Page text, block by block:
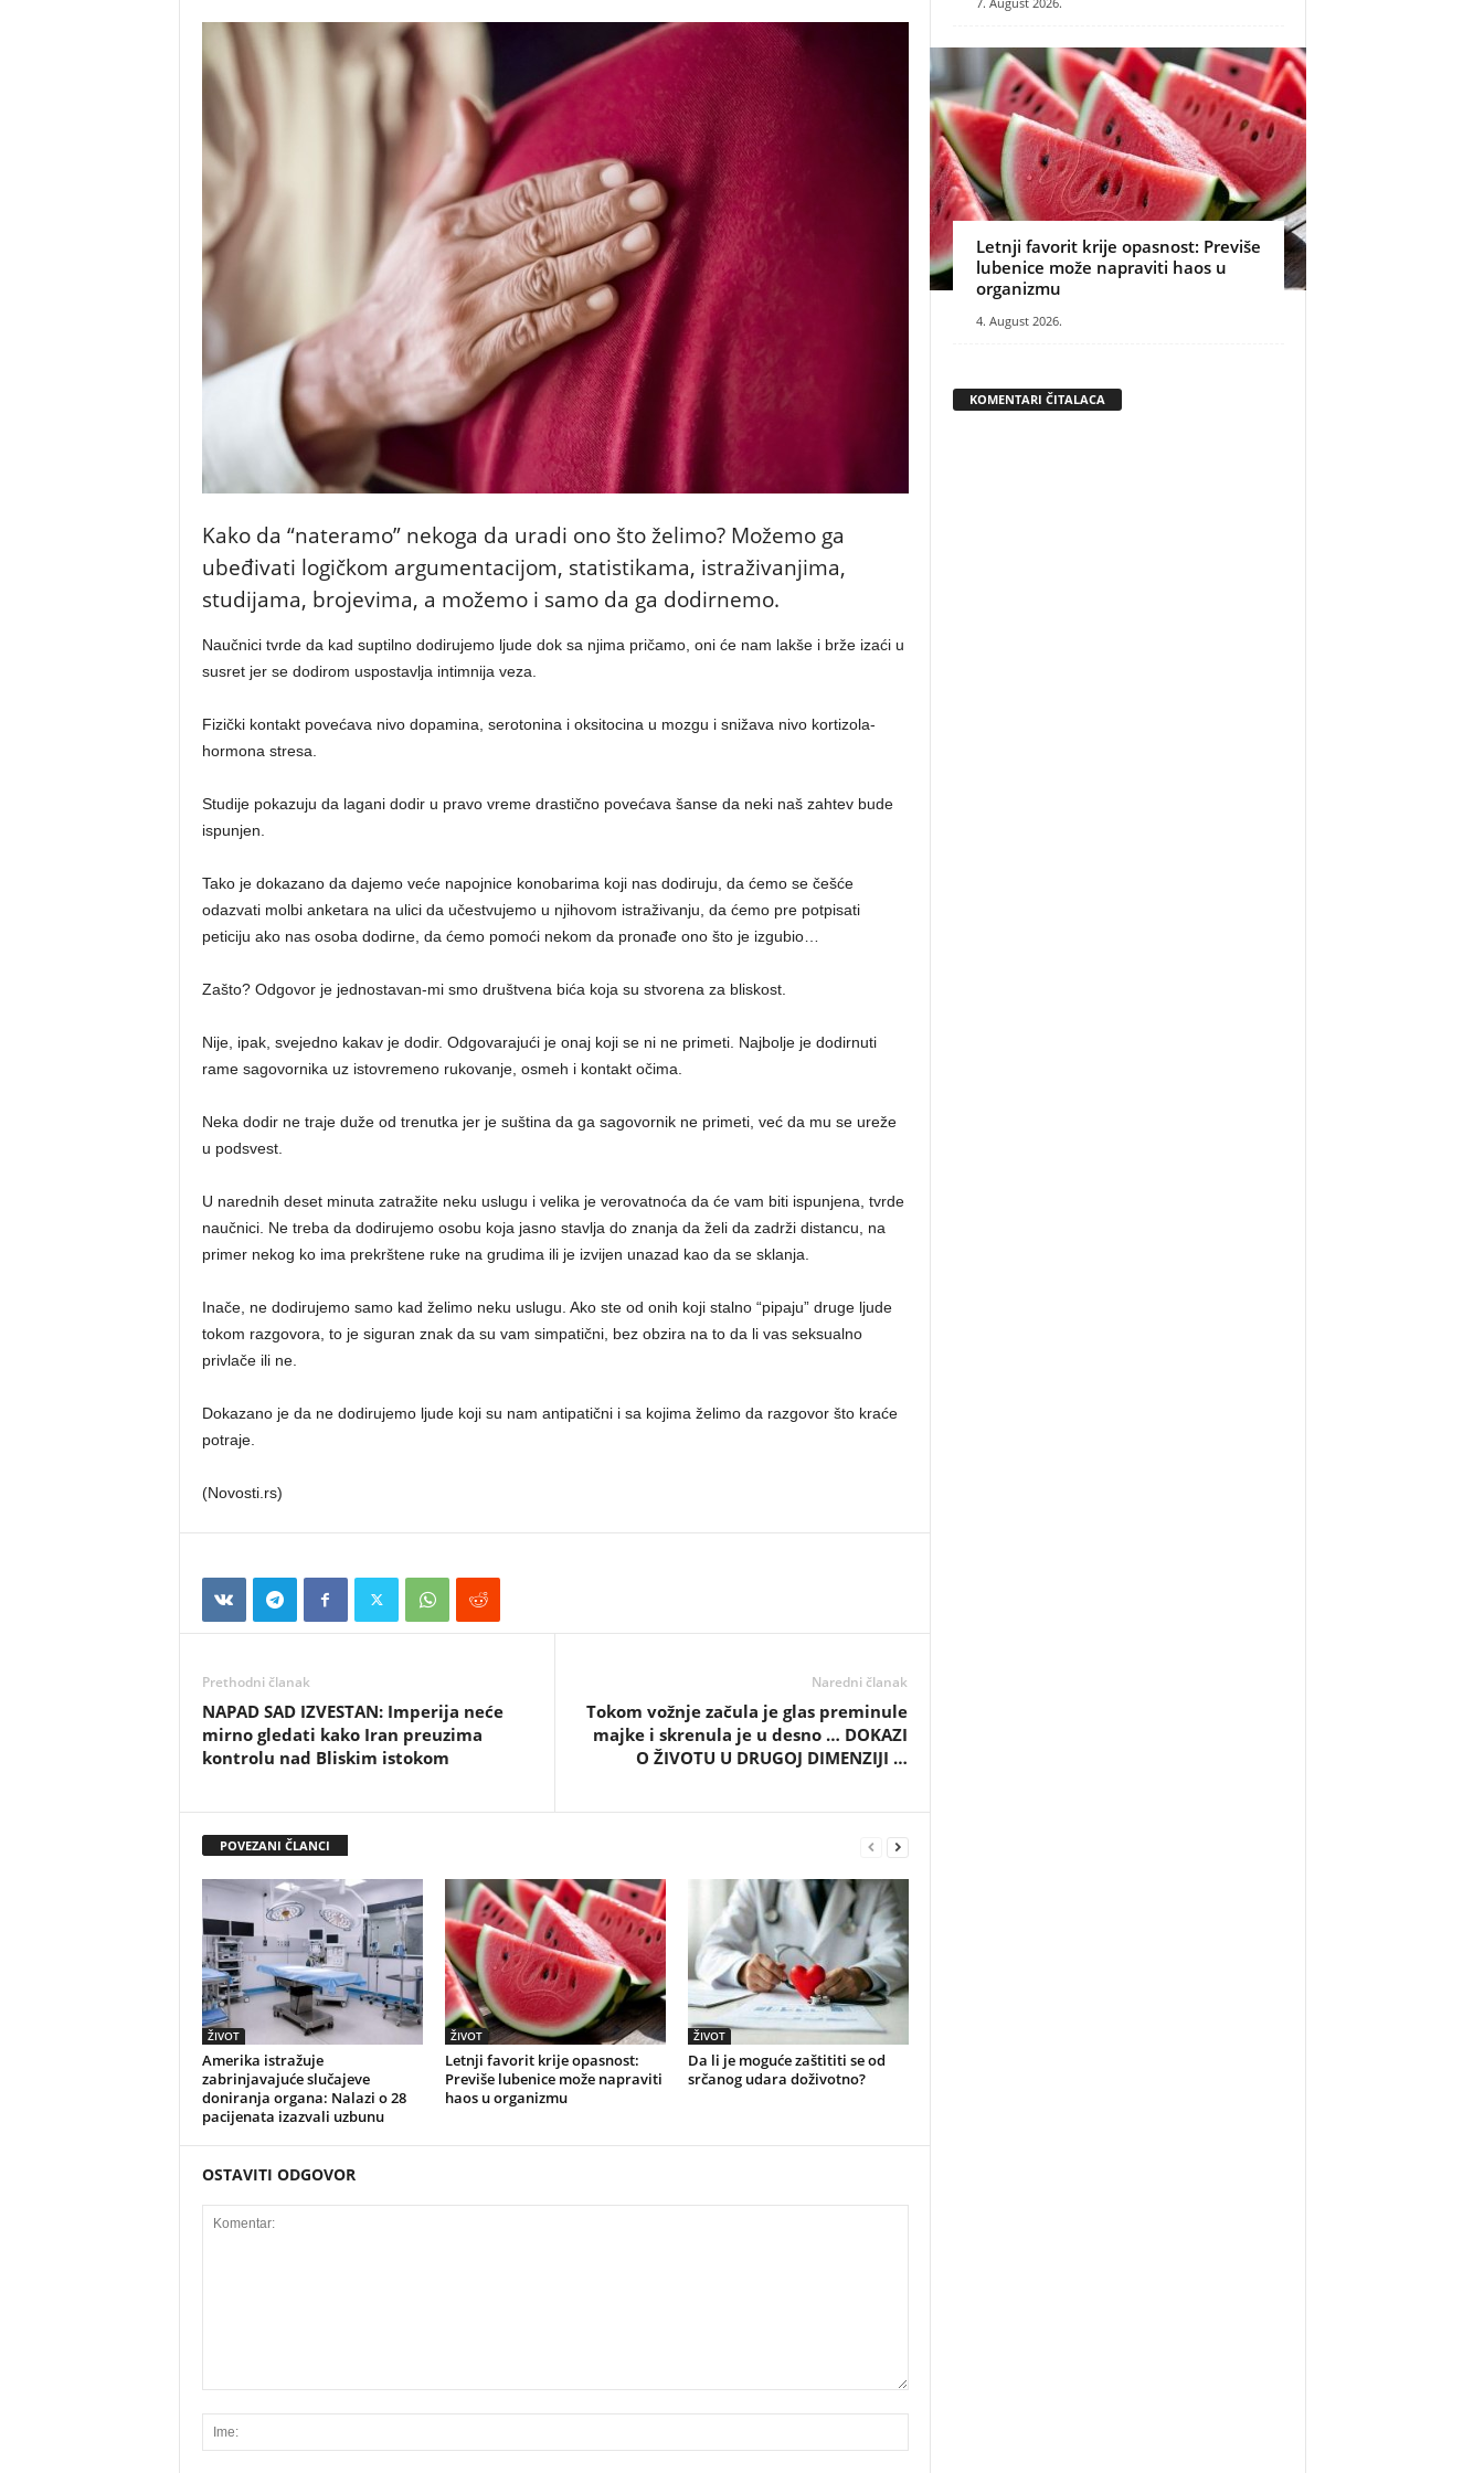
Kako da “nateramo” nekoga da uradi ono što želimo? Možemo ga
ubeđivati logičkom argumentacijom, statistikama, istraživanjima,
studijama, brojevima, a možemo i samo da ga dodirnemo.
Naučnici tvrde da kad suptilno dodirujemo ljude dok sa njima pričamo, oni će nam lakše i brže izaći u
susret jer se dodirom uspostavlja intimnija veza.
Fizički kontakt povećava nivo dopamina, serotonina i oksitocina u mozgu i snižava nivo kortizola-
hormona stresa.
Studije pokazuju da lagani dodir u pravo vreme drastično povećava šanse da neki naš zahtev bude
ispunjen.
Tako je dokazano da dajemo veće napojnice konobarima koji nas dodiruju, da ćemo se češće
odazvati molbi anketara na ulici da učestvujemo u njihovom istraživanju, da ćemo pre potpisati
peticiju ako nas osoba dodirne, da ćemo pomoći nekom da pronađe ono što je izgubio…
Zašto? Odgovor je jednostavan-mi smo društvena bića koja su stvorena za bliskost.
Nije, ipak, svejedno kakav je dodir. Odgovarajući je onaj koji se ni ne primeti. Najbolje je dodirnuti
rame sagovornika uz istovremeno rukovanje, osmeh i kontakt očima.
Neka dodir ne traje duže od trenutka jer je suština da ga sagovornik ne primeti, već da mu se ureže
u podsvest.
U narednih deset minuta zatražite neku uslugu i velika je verovatnoća da će vam biti ispunjena, tvrde
naučnici. Ne treba da dodirujemo osobu koja jasno stavlja do znanja da želi da zadrži distancu, na
primer nekog ko ima prekrštene ruke na grudima ili je izvijen unazad kao da se sklanja.
Inače, ne dodirujemo samo kad želimo neku uslugu. Ako ste od onih koji stalno “pipaju” druge ljude
tokom razgovora, to je siguran znak da su vam simpatični, bez obzira na to da li vas seksualno
privlače ili ne.
Dokazano je da ne dodirujemo ljude koji su nam antipatični i sa kojima želimo da razgovor što kraće
potraje.
(Novosti.rs)
Prethodni članak
NAPAD SAD IZVESTAN: Imperija neće
mirno gledati kako Iran preuzima
kontrolu nad Bliskim istokom
Naredni članak
Tokom vožnje začula je glas preminule
majke i skrenula je u desno … DOKAZI
O ŽIVOTU U DRUGOJ DIMENZIJI …
POVEZANI ČLANCI
ŽIVOT
Amerika istražuje
zabrinjavajuće slučajeve
doniranja organa: Nalazi o 28
pacijenata izazvali uzbunu
ŽIVOT
Letnji favorit krije opasnost:
Previše lubenice može napraviti
haos u organizmu
ŽIVOT
Da li je moguće zaštititi se od
srčanog udara doživotno?
OSTAVITI ODGOVOR
Letnji favorit krije opasnost: Previše
lubenice može napraviti haos u
organizmu
4. August 2026.
KOMENTARI ČITALACA